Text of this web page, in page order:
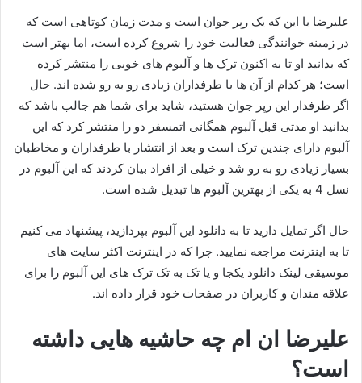
علیرضا با این که یک رپر جوان است و مدت زمان کوتاهی است که
در زمینه خوانندگی فعالیت خود را شروع کرده است، اما بهتر است
که بدانید او تا به اکنون ترک ها و آلبوم های خوبی را منتشر کرده
است؛ هر کدام از آن ها با طرفداران زیادی رو به رو شده اند. حال
اگر طرفدار این رپر جوان هستید، شاید برای شما هم جالب باشد که
بدانید او مدتی قبل آلبوم همگانی اتمسفر دو را منتشر کرد که این
آلبوم دارای چندین ترک است و بعد از انتشار با طرفداران و مخاطبان
بسیار زیادی رو به رو شد و خیلی از افراد بیان کردند که این آلبوم در
نسل 4 به یکی از بهترین آلبوم ها تبدیل شده است.
حال اگر تمایل دارید تا به دانلود این آلبوم بپردازید، پیشنهاد می‌ کنیم
تا به اینترنت مراجعه نمایید. چرا که در اینترنت اکثر سایت های
موسیقی لینک دانلود یکجا و یا تک به تک ترک های این آلبوم را برای
علاقه مندان و کاربران در صفحات خود قرار داده اند.
علیرضا ان ام چه حاشیه هایی داشته
است؟